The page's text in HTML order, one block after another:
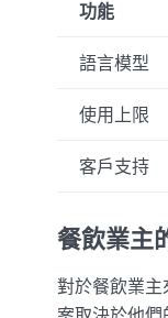
功能
語言模型
使用上限
客戶支持
餐飲業主
對於餐飲業